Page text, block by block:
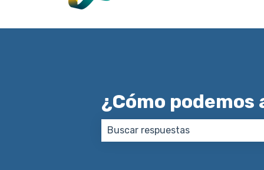
¿Cómo